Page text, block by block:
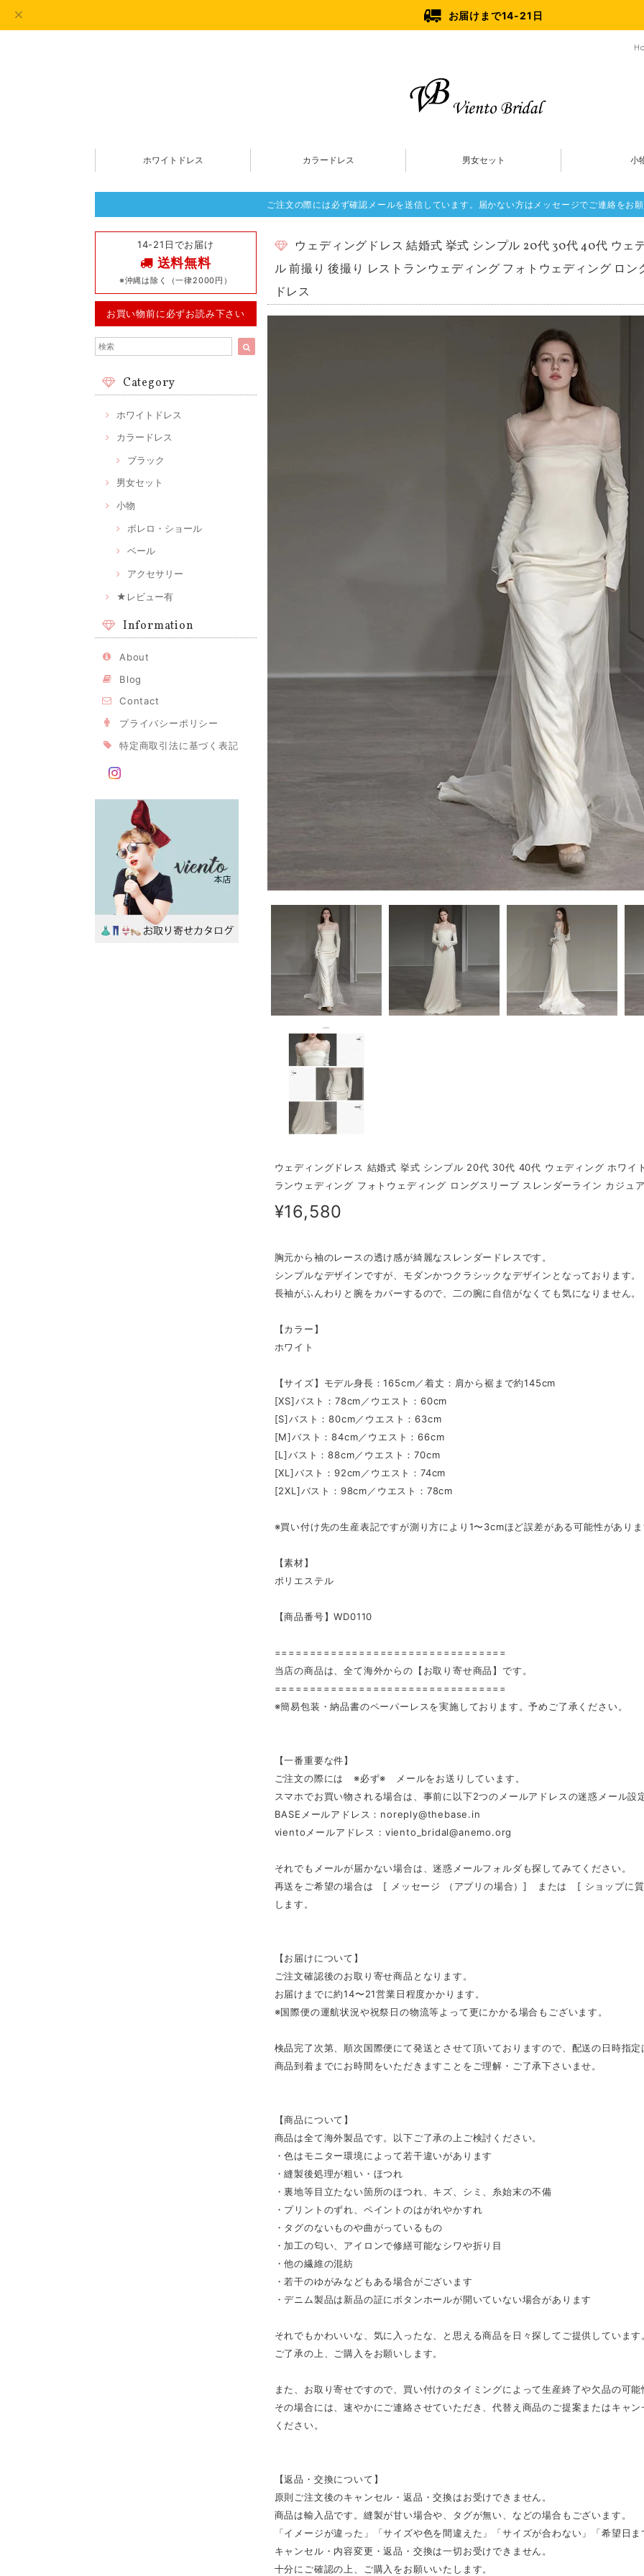
お届けまで14-21日
ホワイトドレス カラードレス 男女セット 小
ご注文の際には必ず確認メールを送信しています。届かない方はメッセージでご連絡をお
14-21日でお届け
送料無料
※沖縄は除く（一律2000円）
お買い物前に必ずお読み下さい
Category
ホワイトドレス
カラードレス
ブラック
男女セット
小物
ボレロ・ショール
ベール
アクセサリー
★レビュー有
Information
About
Blog
Contact
プライバシーポリシー
特定商取引法に基づく表記
ウェディングドレス 結婚式 挙式 シンプル 20代 30代 40代 ウェ
ル 前撮り 後撮り レストランウェディング フォトウェディング ロ
ドレス
ウェディングドレス 結婚式 挙式 シンプル 20代 30代 40代 ウェディング ホワイ
ランウェディング フォトウェディング ロングスリーブ スレンダーライン カジュ
¥16,580
胸元から袖のレースの透け感が綺麗なスレンダードレスです。
シンプルなデザインですが、モダンかつクラシックなデザインとなっております。
長袖がふんわりと腕をカバーするので、二の腕に自信がなくても気になりません。
【カラー】
ホワイト
【サイズ】モデル身長：165cm／着丈：肩から裾まで約145cm
[XS]バスト：78cm／ウエスト：60cm
[S]バスト：80cm／ウエスト：63cm
[M]バスト：84cm／ウエスト：66cm
[L]バスト：88cm／ウエスト：70cm
[XL]バスト：92cm／ウエスト：74cm
[2XL]バスト：98cm／ウエスト：78cm
※買い付け先の生産表記ですが測り方により1〜3cmほど誤差がある可能性があり
【素材】
ポリエステル
【商品番号】WD0110
=================================
当店の商品は、全て海外からの【お取り寄せ商品】です。
=================================
※簡易包装・納品書のペーパーレスを実施しております。予めご了承ください。
【一番重要な件】
ご注文の際には ※必ず※ メールをお送りしています。
スマホでお買い物される場合は、事前に以下2つのメールアドレスの迷惑メール設
BASEメールアドレス： noreply@thebase.in
vientoメールアドレス： viento_bridal@anemo.org
それでもメールが届かない場合は、迷惑メールフォルダも探してみてください。
再送をご希望の場合は [ メッセージ （アプリの場合）] または [ ショップに
します。
【お届けについて】
ご注文確認後のお取り寄せ商品となります。
お届けまでに約14〜21営業日程度かかります。
※国際便の運航状況や祝祭日の物流等よって更にかかる場合もございます。
検品完了次第、順次国際便にて発送とさせて頂いておりますので、配送の日時指
商品到着までにお時間をいただきますことをご理解・ご了承下さいませ。
【商品について】
商品は全て海外製品です。以下ご了承の上ご検討ください。
・色はモニター環境によって若干違いがあります
・縫製後処理が粗い・ほつれ
・裏地等目立たない箇所のほつれ、キズ、シミ、糸始末の不備
・プリントのずれ、ペイントのはがれやかすれ
・タグのないものや曲がっているもの
・加工の匂い、アイロンで修繕可能なシワや折り目
・他の繊維の混紡
・若干のゆがみなどもある場合がございます
・デニム製品は新品の証にボタンホールが開いていない場合があります
それでもかわいいな、気に入ったな、と思える商品を日々探してご提供しています
ご了承の上、ご購入をお願いします。
また、お取り寄せですので、買い付けのタイミングによって生産終了や欠品の可
その場合には、速やかにご連絡させていただき、代替え商品のご提案またはキャ
ください。
【返品・交換について】
原則ご注文後のキャンセル・返品・交換はお受けできません。
商品は輸入品です。縫製が甘い場合や、タグが無い、などの場合もございます。
「イメージが違った」「サイズや色を間違えた」「サイズが合わない」「希望日
キャンセル・内容変更・返品・交換は一切お受けできません。
十分にご確認の上、ご購入をお願いいたします。